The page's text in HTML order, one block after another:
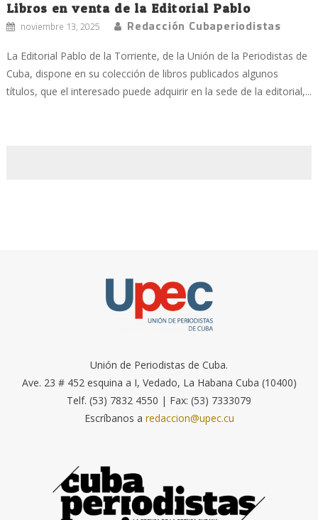
Libros en venta de la Editorial Pablo
noviembre 13, 2025 Redacción Cubaperiodistas
La Editorial Pablo de la Torriente, de la Unión de la Periodistas de
Cuba, dispone en su colección de libros publicados algunos
títulos, que el interesado puede adquirir en la sede de la editorial,...
Unión de Periodistas de Cuba.
Ave. 23 # 452 esquina a I, Vedado, La Habana Cuba (10400)
Telf. (53) 7832 4550 | Fax: (53) 7333079
Escríbanos a redaccion@upec.cu